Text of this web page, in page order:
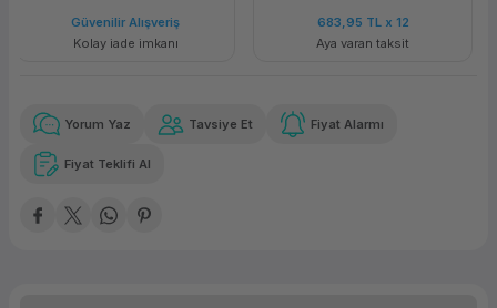
683,95 TL
Aya varan taksit
Havalelerde
Özel indirim fırsatı
Yorum Yaz Tavsiye Et Fiyat Alarmı
Fiyat Teklifi Al